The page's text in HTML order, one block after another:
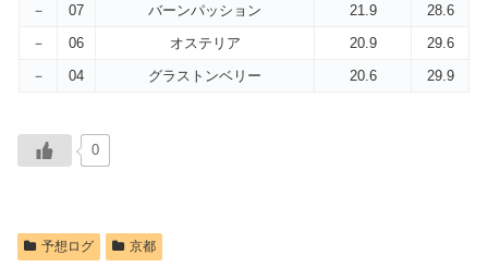
－
07 バーンパッション 21.9
28.6
－
06 オステリア 20.9
29.6
－
04 グラストンベリー 20.6 29.9
0
予想ログ 京都